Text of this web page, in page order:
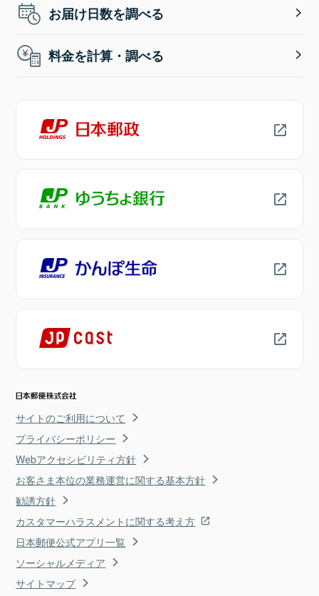
お届け日数を調べる
料金を計算・調べる
サイトのご利用について
プライバシーポリシー
Webアクセシビリティ方針
お客さま本位の業務運営に関する基本方針
勧誘方針
カスタマーハラスメントに関する考え方
日本郵便公式アプリ一覧
ソーシャルメディア
サイトマップ